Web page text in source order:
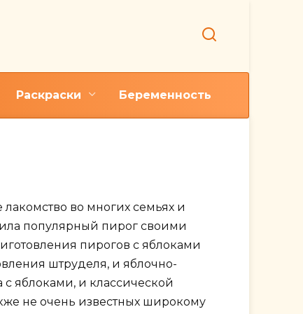
Раскраски Беременность
во многих семьях и
популярный пирог своими
пирогов с яблоками
штруделя, и яблочно-
яблоками, и классической
не очень известных широкому